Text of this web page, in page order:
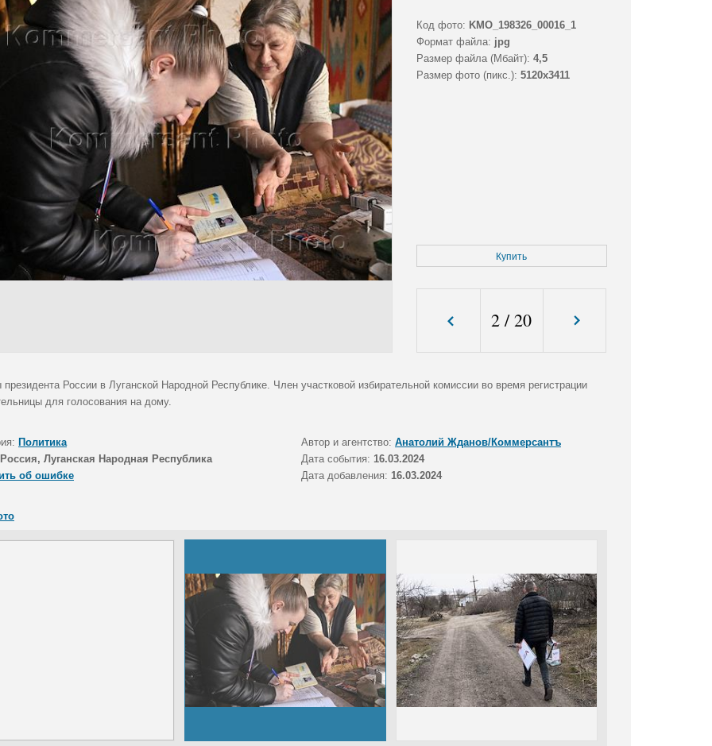
Код фото: KMO_198326_00016_1
Формат файла: jpg
Размер файла (Мбайт): 4,5
Размер фото (пикс.): 5120x3411
Купить
2 /20
России в Луганской Народной Республике. Член участковой избирательной комиссии во время регистрации
для голосования на дому.
Политика Автор и агентство: Анатолий Жданов/Коммерсантъ
Россия, Луганская Народная Республика Дата события: 16.03.2024
об ошибке
Дата добавления: 16.03.2024